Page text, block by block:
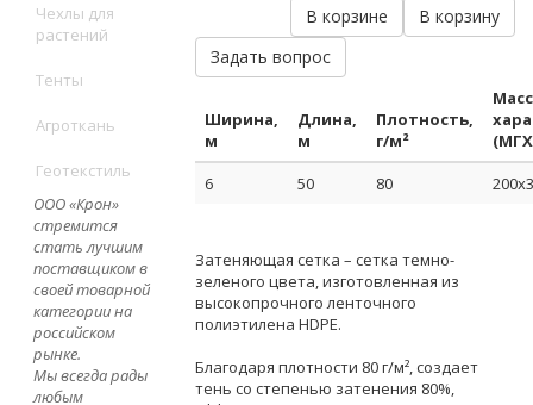
Чехлы для
растений
Тенты
Агроткань
Геотекстиль
ООО «Крон»
стремится
стать лучшим
поставщиком в
своей товарной
категории на
российском
рынке.
Мы всегда рады
любым
В корзину
В корзине
Задать вопрос
Ширина,
м
Длина,
м
Плотность,
г/м²
6
50 80
Затеняющая сетка – сетка темно-
зеленого цвета, изготовленная из
высокопрочного ленточного
полиэтилена HDPE.
Благодаря плотности 80 г/м², создает
тень со степенью затенения 80%,